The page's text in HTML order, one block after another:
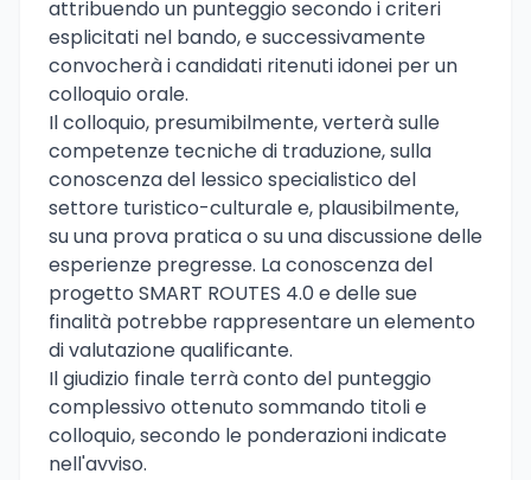
attribuendo un punteggio secondo i criteri
esplicitati nel bando, e successivamente
convocherà i candidati ritenuti idonei per un
colloquio orale.
Il colloquio, presumibilmente, verterà sulle
competenze tecniche di traduzione, sulla
conoscenza del lessico specialistico del
settore turistico-culturale e, plausibilmente,
su una prova pratica o su una discussione delle
esperienze pregresse. La conoscenza del
progetto SMART ROUTES 4.0 e delle sue
finalità potrebbe rappresentare un elemento
di valutazione qualificante.
Il giudizio finale terrà conto del punteggio
complessivo ottenuto sommando titoli e
colloquio, secondo le ponderazioni indicate
nell'avviso.